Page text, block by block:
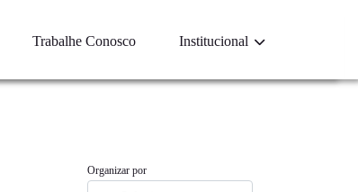
Trabalhe Conosco Institucional
Organizar por